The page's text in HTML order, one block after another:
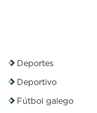
Deportes
Deportivo
Fútbol galego